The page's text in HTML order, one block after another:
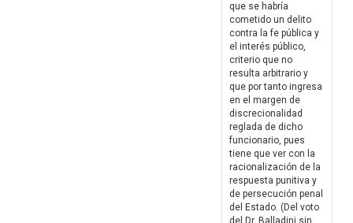
que se habría
cometido un delito
contra la fe pública y
el interés público,
criterio que no
resulta arbitrario y
que por tanto ingresa
en el margen de
discrecionalidad
reglada de dicho
funcionario, pues
tiene que ver con la
racionalización de la
respuesta punitiva y
de persecución penal
del Estado. (Del voto